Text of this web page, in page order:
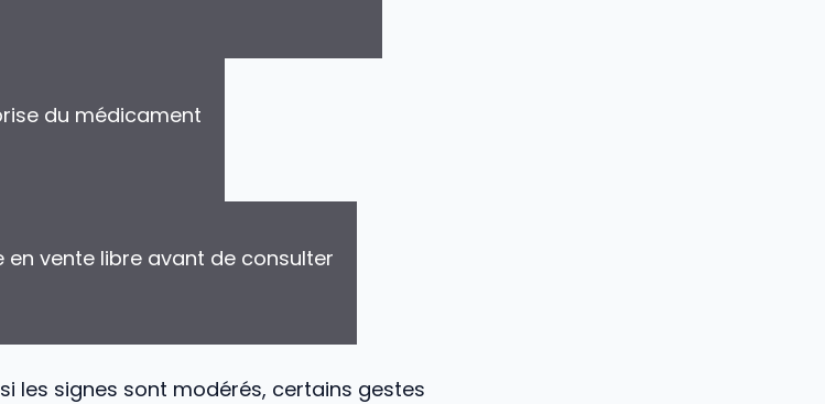
du médicament
en vente libre avant de consulter
les signes sont modérés, certains gestes